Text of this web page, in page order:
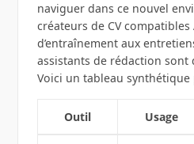
naviguer dans ce nouvel
créateurs de CV compatibles
d’entraînement aux
assistants de rédaction sont
Voici un tableau
Outil Usage